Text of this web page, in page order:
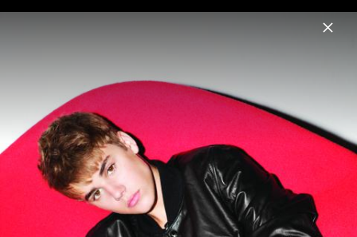
Menu
Justin Bieber
Home News Biografie
Artwork „SWAG LIVE FROM COACHELLA
(WEEKEND II)“ (2026)